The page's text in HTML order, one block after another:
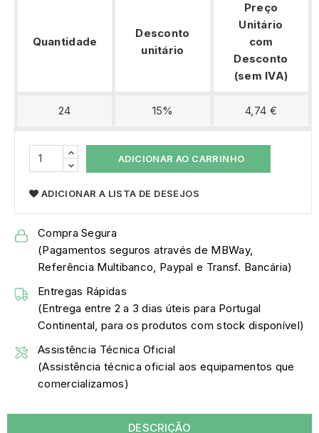
Quantidade
Desconto
unitário
Preço
Unitário
com
Desconto
(sem IVA)
24 15% 4,74 €
ADICIONAR AO CARRINHO
ADICIONAR A LISTA DE DESEJOS
Compra Segura
(Pagamentos seguros através de MBWay,
Referência Multibanco, Paypal e Transf. Bancária)
Entregas Rápidas
(Entrega entre 2 a 3 dias úteis para Portugal
Continental, para os produtos com stock disponível)
Assistência Técnica Oficial
(Assistência técnica oficial aos equipamentos que
comercializamos)
DESCRIÇÃO